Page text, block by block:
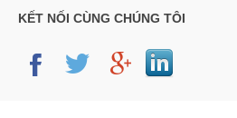
KẾT NỐI CÙNG CHÚNG TÔI